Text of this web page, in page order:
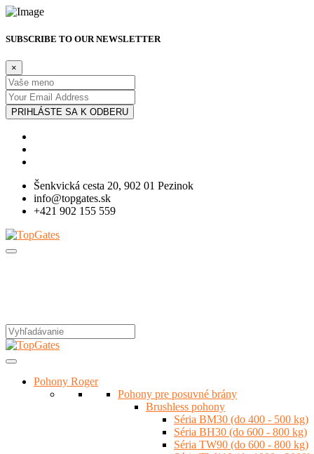
SUBSCRIBE TO OUR NEWSLETTER
×
PRIHLÁSTE SA K ODBERU
Šenkvická cesta 20, 902 01 Pezinok
info@topgates.sk
+421 902 155 559
Pohony Roger
Pohony pre posuvné brány
Brushless pohony
Séria BM30 (do 400 - 500 kg)
Séria BH30 (do 600 - 800 kg)
Séria TW90 (do 600 - 800 kg)